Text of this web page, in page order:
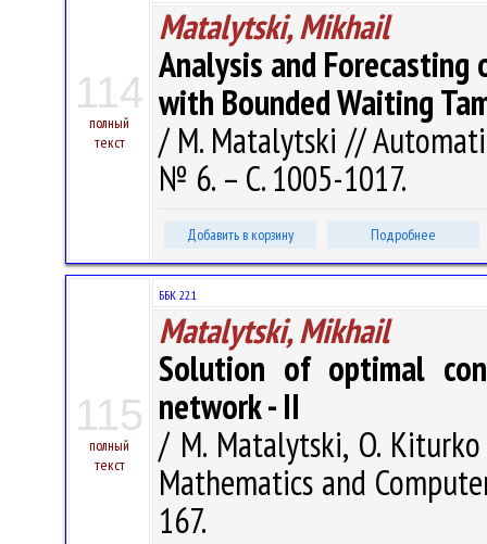
114
полный
текст
Matalytski, Mikhail
Analysis and Forecasting
with Bounded Waiting
/ M. Matalytski //
№ 6. – С. 1005-1017.
Добавить в корзину Подробнее
115
полный
текст
ББК 22.1
Matalytski, Mikhail
Solution of optimal
network - II
/ M. Matalytski, O.
Mathematics and
167.